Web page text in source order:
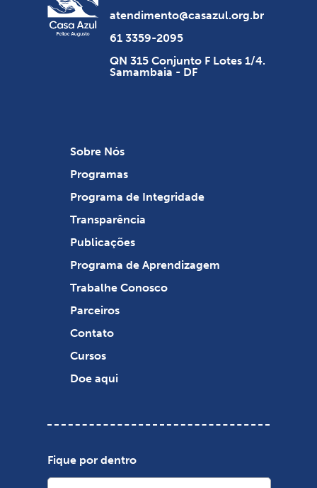
atendimento@casazul.org.br
61 3359-2095
QN 315 Conjunto F Lotes 1/4.
Samambaia - DF
Sobre Nós
Programas
Programa de Integridade
Transparência
Publicações
Programa de Aprendizagem
Trabalhe Conosco
Parceiros
Contato
Cursos
Doe aqui
Fique por dentro